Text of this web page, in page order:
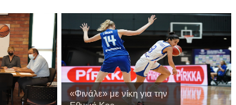
«Φινάλε» με νίκη για την